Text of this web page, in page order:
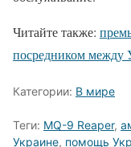
Читайте также:
посредником между
Категории: В мире
Теги: MQ-9 Reaper,
Украине, помощь